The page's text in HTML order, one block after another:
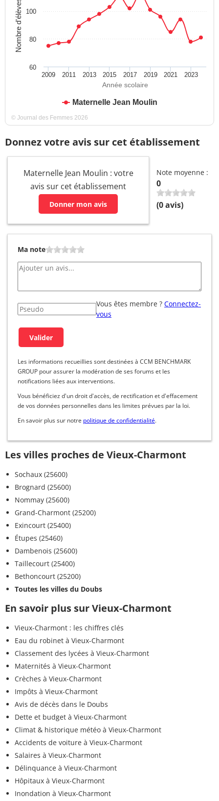
Année scolaire
Nombre d'élèves
Maternelle Jean Moulin
2009 2011 2013 2015 2017 2019 2021 2023
60
80
100
© Journal des Femmes 2026
Donnez votre avis sur cet établissement
Maternelle Jean Moulin : votre
avis sur cet établissement
Donner mon avis
Note moyenne :
0
(0avis)
Ma note
Vous êtes membre ? Connectez-
vous
Les informations recueillies sont destinées à CCM BENCHMARK
GROUP pour assurer la modération de ses forums et les
notifications liées aux interventions.
Vous bénéficiez d'un droit d'accès, de rectification et d'effacement
de vos données personnelles dans les limites prévues par la loi.
En savoir plus sur notre politique de confidentialité.
Les villes proches de Vieux-Charmont
Sochaux (25600)
Brognard (25600)
Nommay (25600)
Grand-Charmont (25200)
Exincourt (25400)
Étupes (25460)
Dambenois (25600)
Taillecourt (25400)
Bethoncourt (25200)
Toutes les villes du Doubs
En savoir plus sur Vieux-Charmont
Vieux-Charmont : les chiffres clés
Eau du robinet à Vieux-Charmont
Classement des lycées à Vieux-Charmont
Maternités à Vieux-Charmont
Crèches à Vieux-Charmont
Impôts à Vieux-Charmont
Avis de décès dans le Doubs
Dette et budget à Vieux-Charmont
Climat & historique météo à Vieux-Charmont
Accidents de voiture à Vieux-Charmont
Salaires à Vieux-Charmont
Délinquance à Vieux-Charmont
Hôpitaux à Vieux-Charmont
Inondation à Vieux-Charmont